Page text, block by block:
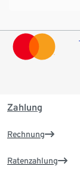
Zahlung
Rechnung
Ratenzahlung